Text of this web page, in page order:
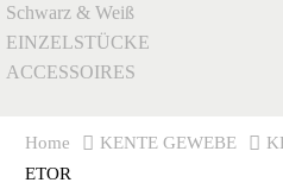
Schwarz & Weiß
EINZELSTÜCKE
ACCESSOIRES
Home KENTE GEWEBE
ETOR